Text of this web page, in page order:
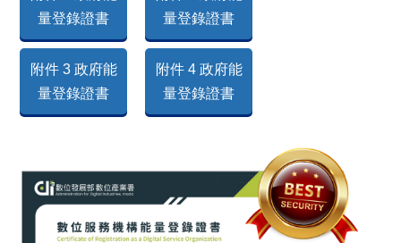
量登錄證書
量登錄證書
附件 3 政府能
量登錄證書
附件 4 政府能
量登錄證書